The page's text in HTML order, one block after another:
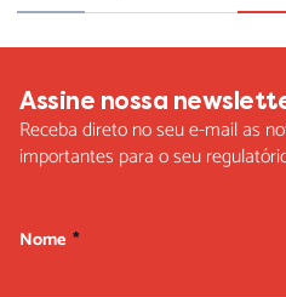
Assine nossa
Receba direto no seu e-mail as
importantes para o seu
Nome